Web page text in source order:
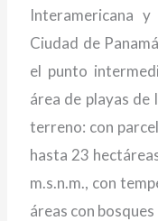
Interamericana
Ciudad de
el punto
área de playas de
terreno: con
hasta 23
m.s.n.m., con
áreas con